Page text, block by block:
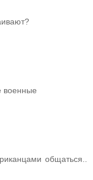
военные
общаться..